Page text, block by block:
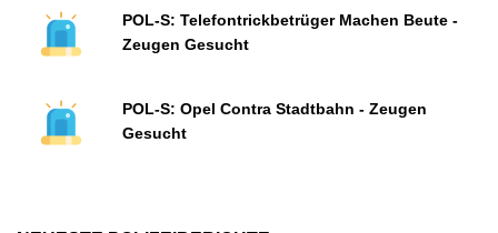
POL-S: Telefontrickbetrüger Machen Beute -
Zeugen Gesucht
POL-S: Opel Contra Stadtbahn - Zeugen
Gesucht